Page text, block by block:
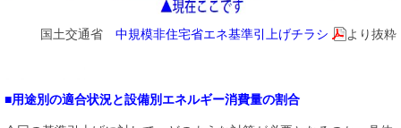
国土交通省 中規模非住宅省エネ基準引上げチラシ より抜粋
■用途別の適合状況と設備別エネルギー消費量の割合